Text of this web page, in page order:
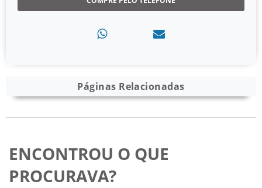
Páginas Relacionadas
ENCONTROU O QUE
PROCURAVA?